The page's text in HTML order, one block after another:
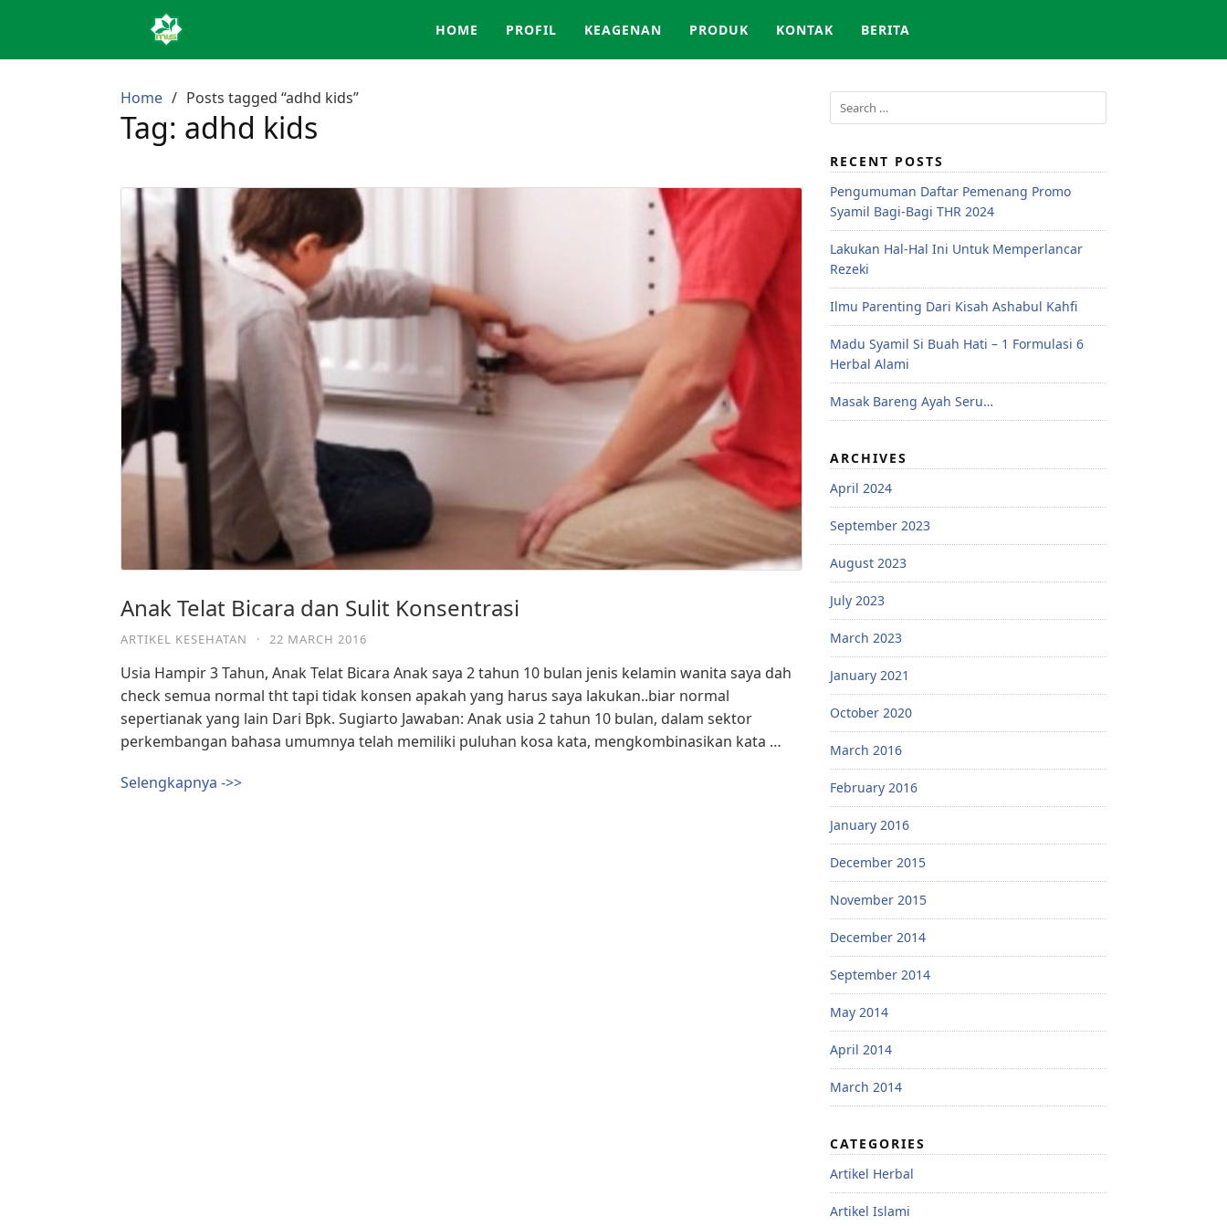
HOME PROFIL KEAGENAN PRODUK KONTAK BERITA
Home Posts tagged “adhd kids”
Tag: adhd kids
Anak Telat Bicara dan Sulit Konsentrasi
ARTIKEL KESEHATAN · 22 MARCH 2016
Usia Hampir 3 Tahun, Anak Telat Bicara Anak saya 2 tahun 10 bulan jenis kelamin wanita saya dah
check semua normal tht tapi tidak konsen apakah yang harus saya lakukan..biar normal
sepertianak yang lain Dari Bpk. Sugiarto Jawaban: Anak usia 2 tahun 10 bulan, dalam sektor
perkembangan bahasa umumnya telah memiliki puluhan kosa kata, mengkombinasikan kata …
Selengkapnya ->>
RECENT POSTS
Pengumuman Daftar Pemenang Promo
Syamil Bagi-Bagi THR 2024
Lakukan Hal-Hal Ini Untuk Memperlancar
Rezeki
Ilmu Parenting Dari Kisah Ashabul Kahfi
Madu Syamil Si Buah Hati – 1 Formulasi 6
Herbal Alami
Masak Bareng Ayah Seru…
ARCHIVES
April 2024
September 2023
August 2023
July 2023
March 2023
January 2021
October 2020
March 2016
February 2016
January 2016
December 2015
November 2015
December 2014
September 2014
May 2014
April 2014
March 2014
CATEGORIES
Artikel Herbal
Artikel Islami